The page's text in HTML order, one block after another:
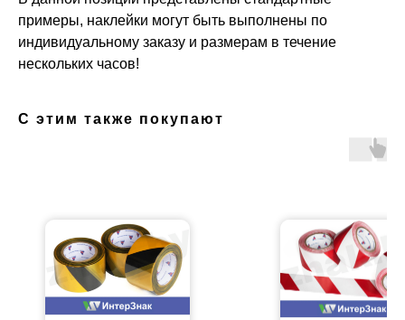
примеры, наклейки могут быть выполнены по
индивидуальному заказу и размерам в течение
нескольких часов!
С этим также покупают